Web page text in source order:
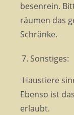
besenrein.
räumen das
Schränke.
Sonstiges:
Haustiere
Ebenso ist
erlaubt.